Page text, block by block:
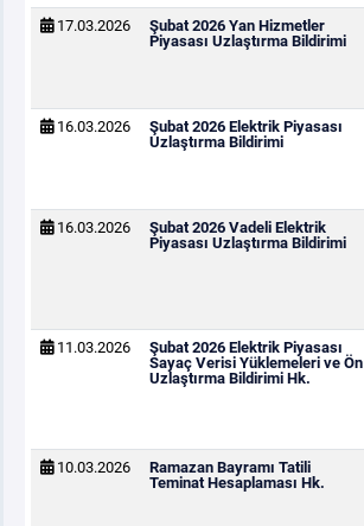
17.03.2026
Şubat 2026 Yan Hizmetler
Piyasası Uzlaştırma Bildirimi
16.03.2026
Şubat 2026 Elektrik Piyasası
Uzlaştırma Bildirimi
16.03.2026
Şubat 2026 Vadeli Elektrik
Piyasası Uzlaştırma Bildirimi
11.03.2026
Şubat 2026 Elektrik Piyasası
Sayaç Verisi Yüklemeleri ve Ön
Uzlaştırma Bildirimi Hk.
10.03.2026
Ramazan Bayramı Tatili
Teminat Hesaplaması Hk.